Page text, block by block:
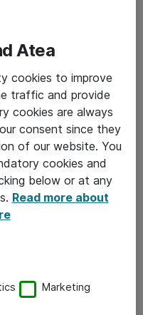
Atea
cookies to improve
traffic and provide
cookies are always
consent since they
of our website. You
cookies and
below or at any
Read more about
Marketing